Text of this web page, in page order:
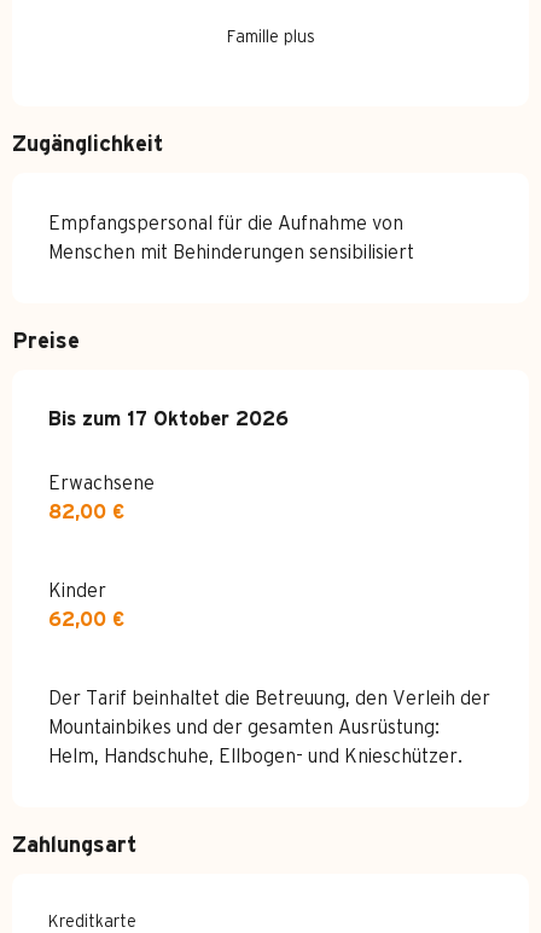
Famille plus
Zugänglichkeit
Empfangspersonal für die Aufnahme von
Menschen mit Behinderungen sensibilisiert
Preise
ab1 Mai 2026bis zum17 Oktober 2026
Bis zum 17 Oktober 2026
Erwachsene
82,00 €
Kinder
62,00 €
Der Tarif beinhaltet die Betreuung, den Verleih der
Mountainbikes und der gesamten Ausrüstung:
Helm, Handschuhe, Ellbogen- und Knieschützer.
Zahlungsart
Kreditkarte